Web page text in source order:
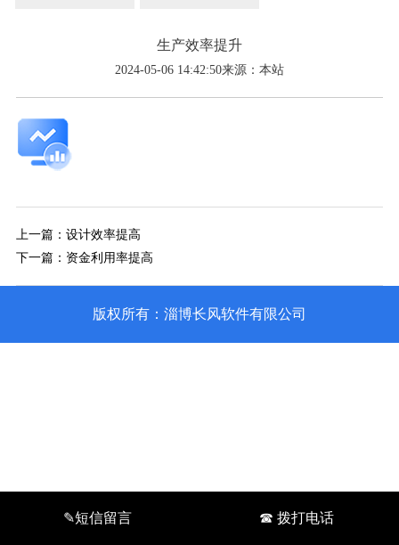
生产效率提升
2024-05-06 14:42:50来源：本站
上一篇： 设计效率提高
下一篇： 资金利用率提高
版权所有：淄博长风软件有限公司
✎短信留言 ☎ 拨打电话